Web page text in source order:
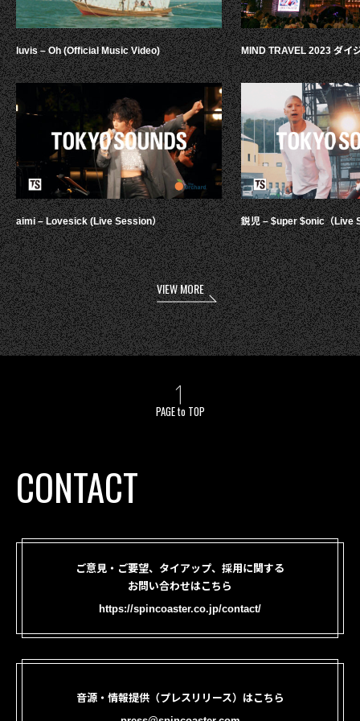
luvis – Oh (Official Music Video)
aimi – Lovesick (Live Session）
MIND TRAVEL 2023 ダイ
鋭児 – $uper $onic（Live
VIEW MORE
PAGE to TOP
CONTACT
ご意見・ご要望、タイアップ、採用に関する
お問い合わせはこちら
https://spincoaster.co.jp/contact/
音源・情報提供（プレスリリース）はこちら